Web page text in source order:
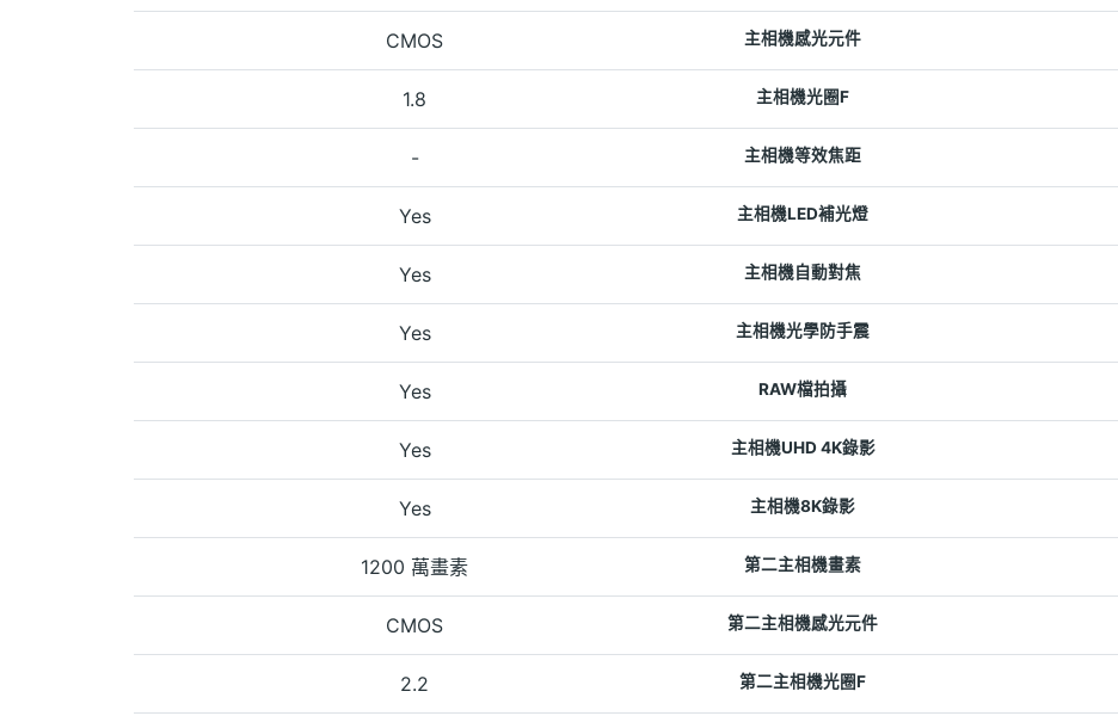
CMOS 主相機感光元件
1.8 主相機光圈F
- 主相機等效焦距
Yes 主相機LED補光燈
Yes 主相機自動對焦
Yes 主相機光學防手震
Yes RAW檔拍攝
Yes 主相機UHD 4K錄影
Yes 主相機8K錄影
1200 萬畫素 第二主相機畫素
CMOS 第二主相機感光元件
2.2 第二主相機光圈F